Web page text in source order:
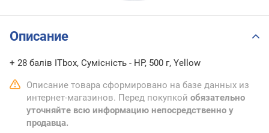
Описание
+ 28 балів ITbox, Сумісність - HP, 500 г, Yellow
Описание товара сформировано на базе данных из
интернет-магазинов. Перед покупкой обязательно
уточняйте всю информацию непосредственно у
продавца.